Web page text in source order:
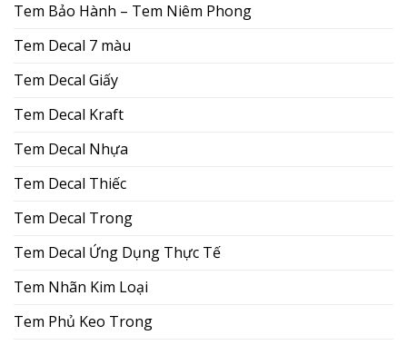
Tem Bảo Hành – Tem Niêm Phong
Tem Decal 7 màu
Tem Decal Giấy
Tem Decal Kraft
Tem Decal Nhựa
Tem Decal Thiếc
Tem Decal Trong
Tem Decal Ứng Dụng Thực Tế
Tem Nhãn Kim Loại
Tem Phủ Keo Trong